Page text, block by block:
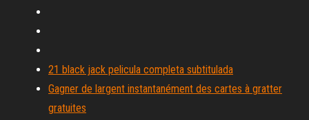
21 black jack pelicula completa subtitulada
Gagner de largent instantanément des cartes à gratter
gratuites